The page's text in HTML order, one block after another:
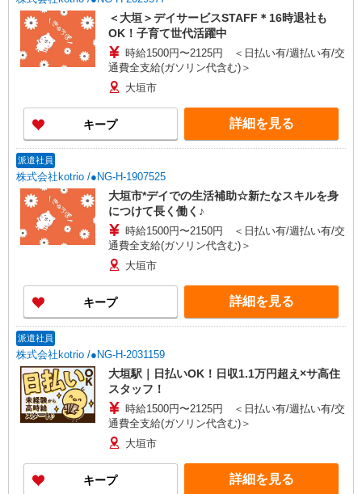
＜大垣＞デイサービスSTAFF＊16時退社も
OK！子育て世代活躍中
時給1500円〜2125円 ＜日払い有/週払い有/交
通費全支給(ガソリン代含む)＞
大垣市
キープ 詳細を見る
派遣社員
株式会社kotrio /●NG-H-1907525
大垣市*デイでの生活補助☆新たなスキルを身
につけて長く働く♪
時給1500円〜2150円 ＜日払い有/週払い有/交
通費全支給(ガソリン代含む)＞
大垣市
キープ 詳細を見る
派遣社員
株式会社kotrio /●NG-H-2031159
大垣駅｜日払いOK！日収1.1万円超え×サ高住
スタッフ！
時給1500円〜2125円 ＜日払い有/週払い有/交
通費全支給(ガソリン代含む)＞
大垣市
キープ 詳細を見る